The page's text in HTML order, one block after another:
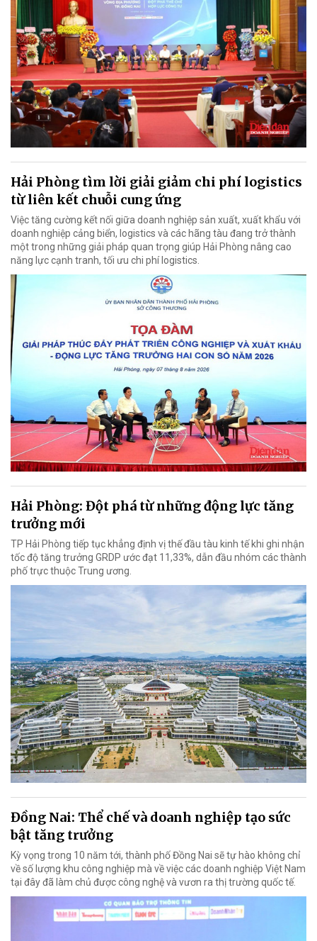
Hải Phòng tìm lời giải giảm chi phí logistics
từ liên kết chuỗi cung ứng
Việc tăng cường kết nối giữa doanh nghiệp sản xuất, xuất khẩu với
doanh nghiệp cảng biển, logistics và các hãng tàu đang trở thành
một trong những giải pháp quan trọng giúp Hải Phòng nâng cao
năng lực cạnh tranh, tối ưu chi phí logistics.
Hải Phòng: Đột phá từ những động lực tăng
trưởng mới
TP Hải Phòng tiếp tục khẳng định vị thế đầu tàu kinh tế khi ghi nhận
tốc độ tăng trưởng GRDP ước đạt 11,33%, dẫn đầu nhóm các thành
phố trực thuộc Trung ương.
Đồng Nai: Thể chế và doanh nghiệp tạo sức
bật tăng trưởng
Kỳ vọng trong 10 năm tới, thành phố Đồng Nai sẽ tự hào không chỉ
về số lượng khu công nghiệp mà về việc các doanh nghiệp Việt Nam
tại đây đã làm chủ được công nghệ và vươn ra thị trường quốc tế.